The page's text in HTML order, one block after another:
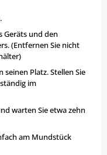
Geräts und den
(Entfernen Sie nicht
Platz. Stellen Sie
im
warten Sie etwa zehn
am Mundstück